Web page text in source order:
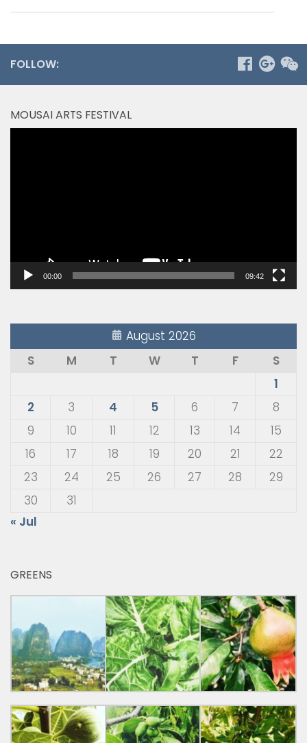
FOLLOW:
MOUSAI ARTS FESTIVAL
00:00 09:42
August 2026
S
M T W T F
S
1
2
3 4 5 6 7
8
9
10 11 12 13 14
15
16
17 18 19 20 21
22
23
24 25 26 27 28
29
30
31
« Jul
GREENS